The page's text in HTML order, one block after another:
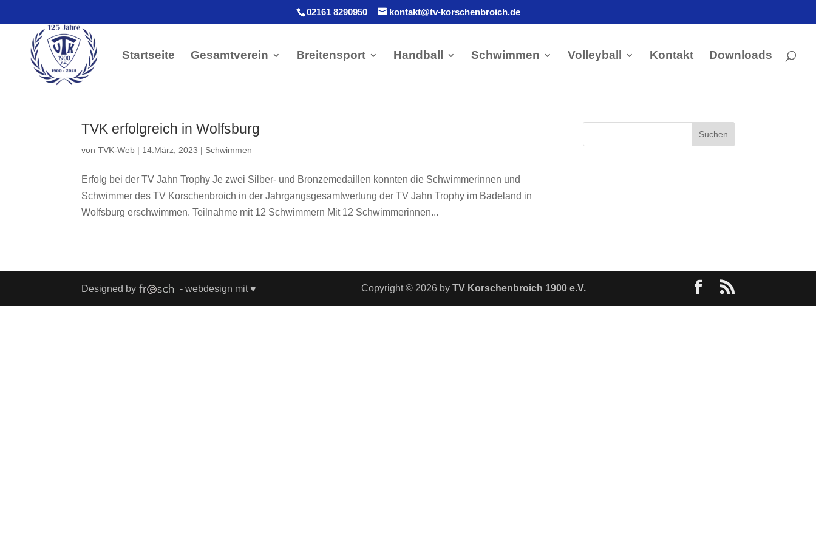
02161 8290950 kontakt@tv-korschenbroich.de
Startseite Gesamtverein Breitensport Handball Schwimmen Volleyball Kontakt Downloads
TVK erfolgreich in Wolfsburg
vonTVK-Web | 14.März, 2023 | Schwimmen
Erfolg bei der TV Jahn Trophy Je zwei Silber- und Bronzemedaillen konnten die Schwimmerinnen und
Schwimmer des TV Korschenbroich in der Jahrgangsgesamtwertung der TV Jahn Trophy im Badeland in
Wolfsburg erschwimmen. Teilnahme mit 12 Schwimmern Mit 12 Schwimmerinnen...
Designed by - webdesign mit ♥ Copyright © 2026 by TV Korschenbroich 1900 e.V.